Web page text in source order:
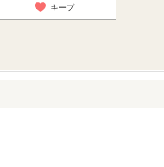
キープ